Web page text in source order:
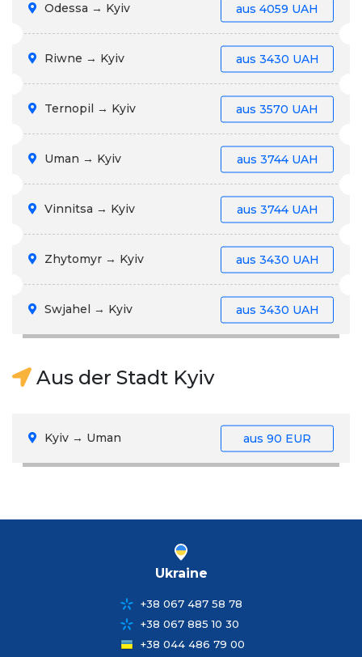
Odessa → Kyiv aus 4059 UAH
Riwne → Kyiv aus 3430 UAH
Ternopil → Kyiv aus 3570 UAH
Uman → Kyiv aus 3744 UAH
Vinnitsa → Kyiv aus 3744 UAH
Zhytomyr → Kyiv aus 3430 UAH
Swjahel → Kyiv aus 3430 UAH
Aus der Stadt Kyiv
Kyiv → Uman aus 90 EUR
Ukraine
+38 067 487 58 78
+38 067 885 10 30
+38 044 486 79 00